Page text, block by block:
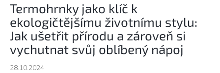
Termohrnky jako klíč k
ekologičtějšímu životnímu stylu:
Jak ušetřit přírodu a zároveň si
vychutnat svůj oblíbený nápoj
28.10.2024